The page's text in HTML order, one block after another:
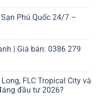
Phú Quốc 24/7 –
| Giá bán: 0386 279
FLC Tropical City và
đầu tư 2026?